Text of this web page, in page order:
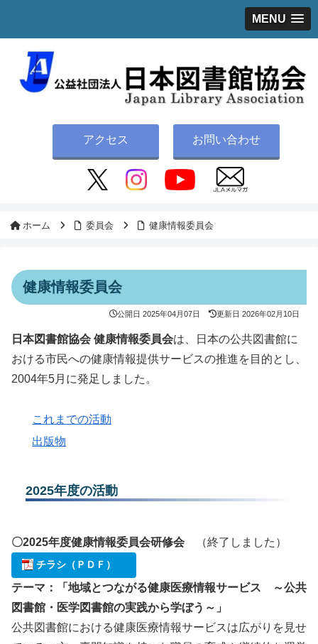
MENU
アクセス お問い合わせ
ホーム 委員会 健康情報委員会
健康情報委員会
公開日 2025年04月07日 更新日 2026年02月10日
日本図書館協会 健康情報委員会は、日本の公共図書館に
おける市民への健康情報提供サービスの推進を目的とし、
2004年5月に発足しました。
これまでの活動
出版物
2025年度の活動
〇2025年度健康情報委員会研修会 （終了しました）
チラシ（ＰＤＦ）
テーマ：「地域とつながる健康医療情報サービス ～公共
図書館・医学図書館の実践から学ぼう～」
公共図書館における健康医療情報サービスは広がりを見せ